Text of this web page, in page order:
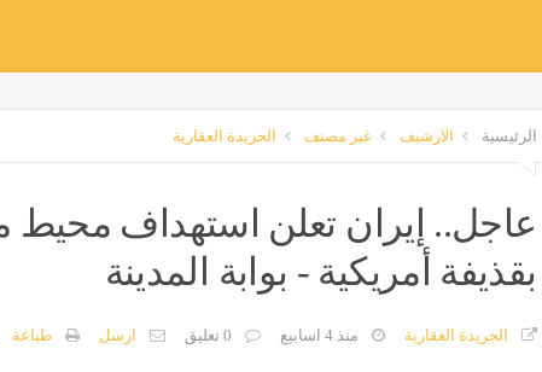
الرئيسية الارشيف غير مصنف الجريدة العقارية
عاجل.. إيران تعلن استهداف محيط
بقذيفة أمريكية - بوابة المدينة
الجريدة العقارية منذ 4 اسابيع 0 تعليق ارسل طباعة